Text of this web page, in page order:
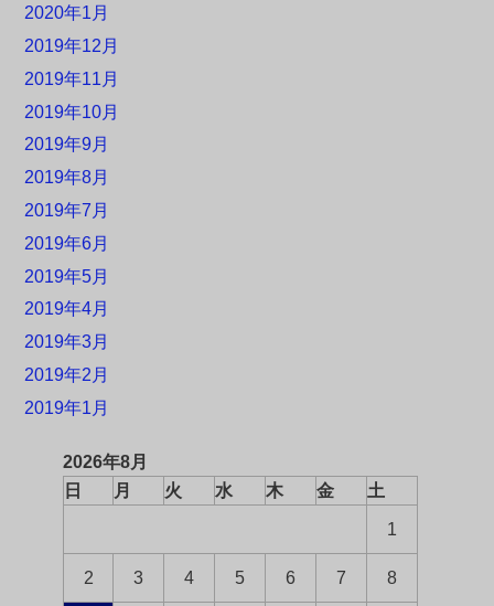
2020年1月
2019年12月
2019年11月
2019年10月
2019年9月
2019年8月
2019年7月
2019年6月
2019年5月
2019年4月
2019年3月
2019年2月
2019年1月
2026年8月
日
月 火 水 木 金 土
1
2 3 4 5 6 7 8